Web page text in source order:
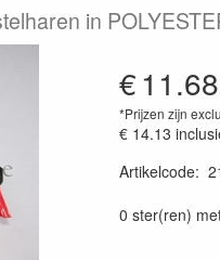
in
€11.68
*Prijzen zijn
€ 14.13
Artikelcode:
0 ster(ren)